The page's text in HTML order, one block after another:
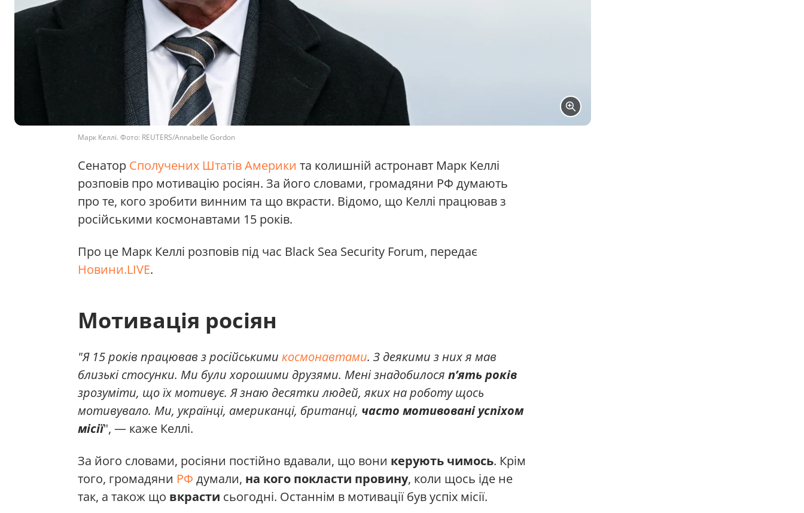
Марк Келлі. Фото: REUTERS/Annabelle Gordon
Сенатор Сполучених Штатів Америки та колишній астронавт Марк Келлі
розповів про мотивацію росіян. За його словами, громадяни РФ думають
про те, кого зробити винним та що вкрасти. Відомо, що Келлі працював з
російськими космонавтами 15 років.
Про це Марк Келлі розповів під час Black Sea Security Forum, передає
Новини.LIVE.
Мотивація росіян
"Я 15 років працював з російськими космонавтами. З деякими з них я мав
близькі стосунки. Ми були хорошими друзями. Мені знадобилося пʼять років
зрозуміти, що їх мотивує. Я знаю десятки людей, яких на роботу щось
мотивувало. Ми, українці, американці, британці, часто мотивовані успіхом
місії", — каже Келлі.
За його словами, росіяни постійно вдавали, що вони керують чимось. Крім
того, громадяни РФ думали, на кого покласти провину, коли щось іде не
так, а також що вкрасти сьогодні. Останнім в мотивації був успіх місії.